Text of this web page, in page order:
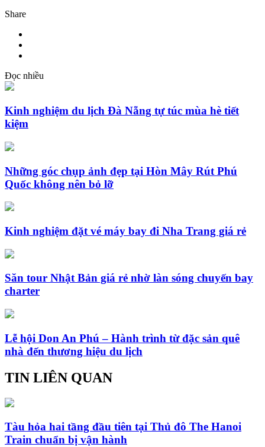
Share
Đọc nhiều
Kinh nghiệm du lịch Đà Nẵng tự túc mùa hè tiết
kiệm
Những góc chụp ảnh đẹp tại Hòn Mây Rút Phú
Quốc không nên bỏ lỡ
Kinh nghiệm đặt vé máy bay đi Nha Trang giá rẻ
Săn tour Nhật Bản giá rẻ nhờ làn sóng chuyến bay
charter
Lễ hội Don An Phú – Hành trình từ đặc sản quê
nhà đến thương hiệu du lịch
TIN LIÊN QUAN
Tàu hỏa hai tầng đầu tiên tại Thủ đô The Hanoi
Train chuẩn bị vận hành